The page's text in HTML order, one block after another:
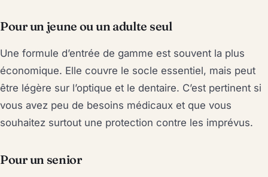
Pour un jeune ou un adulte seul
Une formule d’entrée de gamme est souvent la plus
économique. Elle couvre le socle essentiel, mais peut
être légère sur l’optique et le dentaire. C’est pertinent si
vous avez peu de besoins médicaux et que vous
souhaitez surtout une protection contre les imprévus.
Pour un senior